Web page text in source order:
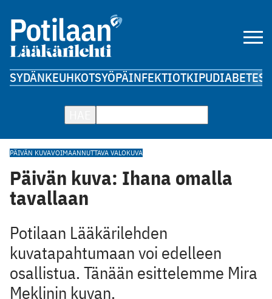
SYDÄNKEUHKOTSYÖPÄINFEKTIOTKIPUDIABETES
PÄIVÄN KUVAVOIMAANNUTTAVA VALOKUVA
Päivän kuva: Ihana omalla
tavallaan
Potilaan Lääkärilehden
kuvatapahtumaan voi edelleen
osallistua. Tänään esittelemme Mira
Meklinin kuvan.